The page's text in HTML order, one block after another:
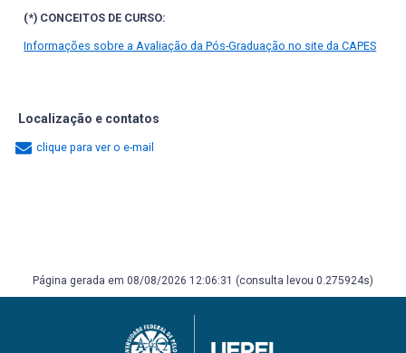
(*) CONCEITOS DE CURSO:
Informações sobre a Avaliação da Pós-Graduação no site da CAPES
Localização e contatos
clique para ver o e-mail
Página gerada em 08/08/2026 12:06:31 (consulta levou 0.275924s)